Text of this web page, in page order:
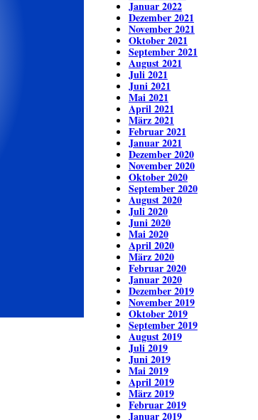
Januar 2022
Dezember 2021
November 2021
Oktober 2021
September 2021
August 2021
Juli 2021
Juni 2021
Mai 2021
April 2021
März 2021
Februar 2021
Januar 2021
Dezember 2020
November 2020
Oktober 2020
September 2020
August 2020
Juli 2020
Juni 2020
Mai 2020
April 2020
März 2020
Februar 2020
Januar 2020
Dezember 2019
November 2019
Oktober 2019
September 2019
August 2019
Juli 2019
Juni 2019
Mai 2019
April 2019
März 2019
Februar 2019
Januar 2019